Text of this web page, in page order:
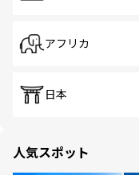
アフリカ
日本
人気スポット